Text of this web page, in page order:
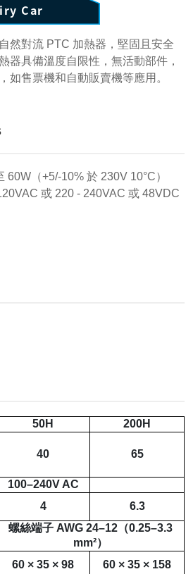
然對流 PTC 加熱器，堅固且安全
器具備溫度自限性，無活動部件，
如售票機和自動販賣機等應用。
（+5/-10% 於 230V 10°C）
或 220 - 240VAC 或 48VDC
50H
200H
40 65
100–240V AC
4 6.3
螺絲端子AWG 24–12（0.25–3.3
mm²）
60 × 35 × 98 60 × 35 × 158
Car